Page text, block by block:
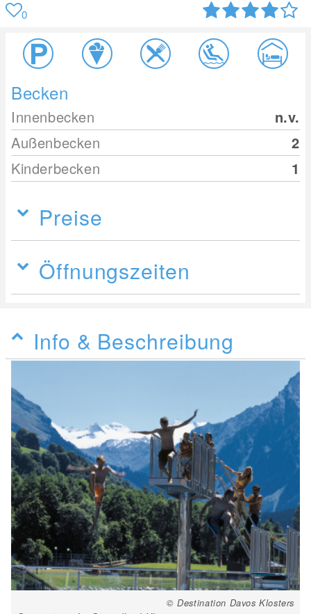
0
Becken
Innenbecken
n.v.
Außenbecken
2
Kinderbecken
1
Preise
Öffnungszeiten
Info & Beschreibung
© Destination Davos Klosters